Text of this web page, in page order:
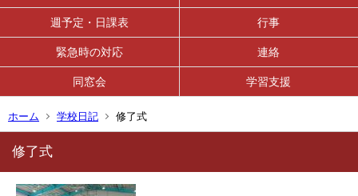
週予定・日課表 行事
緊急時の対応 連絡
同窓会 学習支援
ホーム 学校日記 修了式
修了式